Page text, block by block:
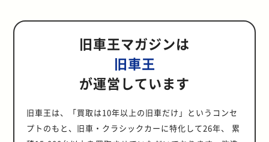
旧車王マガジンは
旧車王
が運営しています
旧車王は、「買取は10年以上の旧車だけ」というコンセ
プトのもと、旧車・クラシックカーに特化して26年、 累